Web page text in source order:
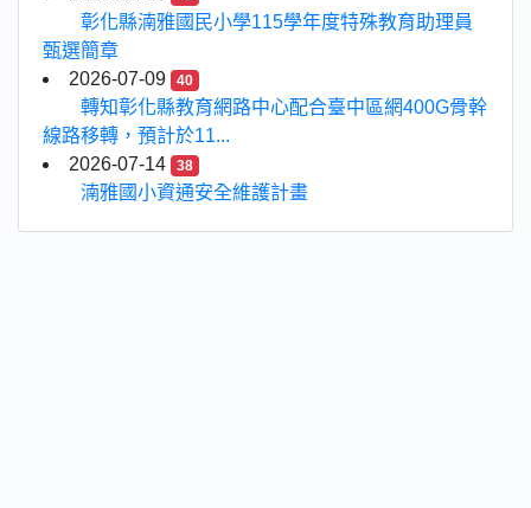
彰化縣湳雅國民小學115學年度特殊教育助理員
甄選簡章
2026-07-09
40
轉知彰化縣教育網路中心配合臺中區網400G骨幹
線路移轉，預計於11...
2026-07-14
38
湳雅國小資通安全維護計畫